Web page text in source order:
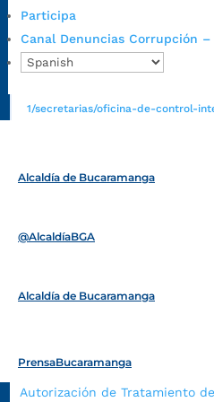
Participa
Canal Denuncias Corrupción –
https://
Emergencia:https://
Radique aquí su queja disciplinaria:
1/secretarias/oficina-de-control-
Alcaldía de Bucaramanga
@AlcaldíaBGA
Alcaldía de Bucaramanga
PrensaBucaramanga
Autorización de Tratamiento